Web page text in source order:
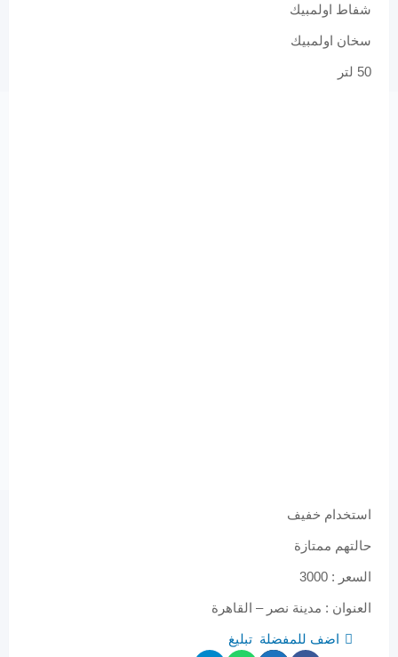
شفاط اولمبيك
سخان اولمبيك
50 لتر
استخدام خفيف
حالتهم ممتازة
السعر : 3000
العنوان : مدينة نصر – القاهرة
اضف للمفضلة تبليغ